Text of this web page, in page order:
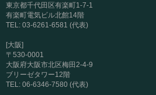
東京都千代田区有楽町1-7-1
有楽町電気ビル北館14階
TEL: 03-6261-6581 (代表)
[大阪]
〒530-0001
大阪府大阪市北区梅田2-4-9
ブリーゼタワー12階
TEL: 06-6346-7580 (代表)